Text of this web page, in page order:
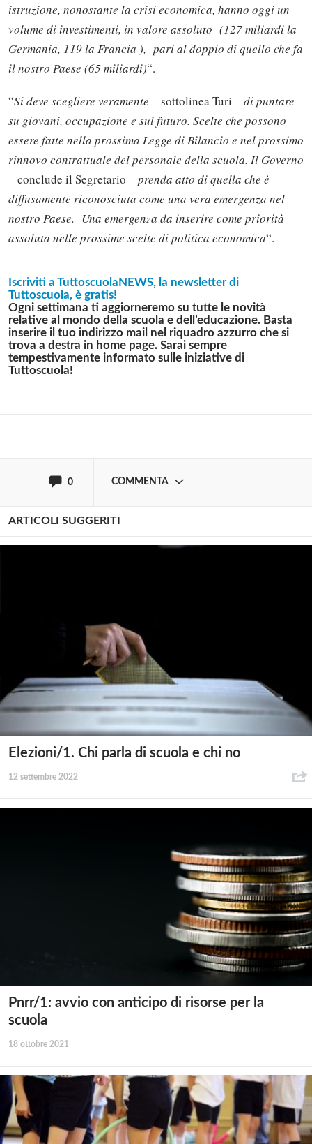
istruzione, nonostante la crisi economica, hanno oggi un
volume di investimenti, in valore assoluto (127 miliardi la
Germania, 119 la Francia ), pari al doppio di quello che fa
il nostro Paese (65 miliardi)“.
“Si deve scegliere veramente – sottolinea Turi –di puntare
su giovani, occupazione e sul futuro. Scelte che possono
essere fatte nella prossima Legge di Bilancio e nel prossimo
rinnovo contrattuale del personale della scuola. Il Governo
– conclude il Segretario –prenda atto di quella che è
diffusamente riconosciuta come una vera emergenza nel
nostro Paese. Una emergenza da inserire come priorità
assoluta nelle prossime scelte di politica economica“.
Iscriviti a TuttoscuolaNEWS, la newsletter di
Tuttoscuola, è gratis!
Ogni settimana ti aggiorneremo su tutte le novità
relative al mondo della scuola e dell’educazione. Basta
inserire il tuo indirizzo mail nel riquadro azzurro che si
trova a destra in home page. Sarai sempre
tempestivamente informato sulle iniziative di
Tuttoscuola!
0 COMMENTA
Solo gli utenti registrati possono
commentare!
ARTICOLI SUGGERITI
Elezioni/1. Chi parla di scuola e chi no
12 settembre 2022
Pnrr/1: avvio con anticipo di risorse per la
scuola
18 ottobre 2021